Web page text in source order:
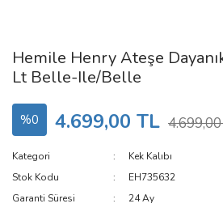
Hemile Henry Ateşe
Lt Belle-Ile/Belle
%0 4.699,00 TL
Kategori
Kek Kalıbı
Stok Kodu
EH735632
Garanti Süresi
24 Ay